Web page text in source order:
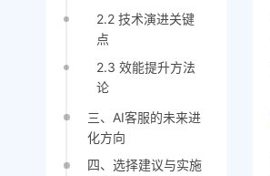
2.2 技术演进关键
点
2.3 效能提升方法
论
三、AI客服的未来进
化方向
四、选择建议与实施